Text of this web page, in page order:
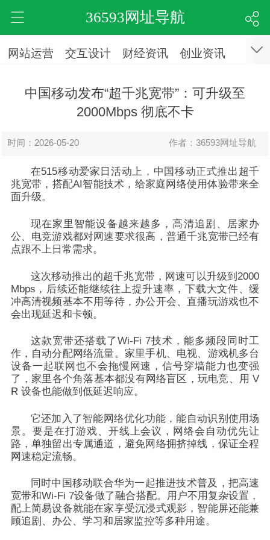
36593网址导航
网站运营 交互设计 财经资讯 创业资讯
中国移动发布“超千兆宽带”：可升级至
2000Mbps 彻底不卡
时间：2026-05-20 作者：36593网址导航
在515移动爱家日活动上，中国移动正式推出超千
兆宽带，搭配AI智能技术，给家庭网络使用体验带来全
面升级。
现在家里智能设备越来越多，高清追剧、居家办
公、电竞游戏都对网速要求很高，普通千兆宽带已经有
点跟不上日常需求。
这次移动推出的超千兆宽带，网速可以升级到2000
Mbps，后续还能继续往上提升速率 ，下载大文件、缓
冲高清视频基本不用等待，办公开会、直播玩游戏也不
会出现延迟和卡顿。
这款宽带还搭载了Wi-Fi 7技术，能多频段同时工
作，自动分配网络流量。 家里手机、电视、游戏机多台
设备一起联网也不会拖慢网速，信号穿墙能力也变强
了，家里各个角落基本都没有网络盲区，玩电竞、用 V
R 设备也能做到低延迟响应。
它还加入了智能网络优化功能，能自动识别使用场
景。要是在打游戏、开线上会议，网络会自动优先让
路，单独留出专属通道，避免网络拥挤掉线，保证全程
网速稳定流畅。
同时中国移动联合华为一起推进技术普及，把高速
宽带和Wi-Fi 7设备做了融合搭配。用户不用复杂设置，
配上简易设备就能在家享受沉浸式观影，智能屏还能兼
顾追剧、办公、学习和居家监控等多种用途。